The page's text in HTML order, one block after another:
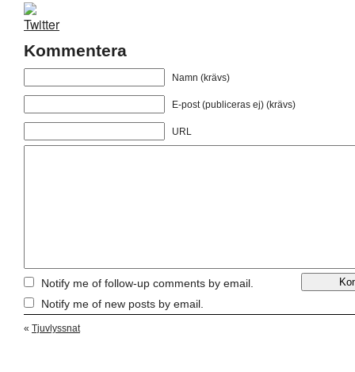
Kommentera
Namn (krävs)
E-post (publiceras ej) (krävs)
URL
Notify me of follow-up comments by email.
Notify me of new posts by email.
« Tjuvlyssnat